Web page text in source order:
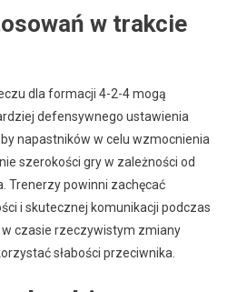
w trakcie
dla formacji 4-2-4 mogą
defensywnego ustawienia
napastników w celu wzmocnienia
szerokości gry w zależności od
Trenerzy powinni zachęcać
i skutecznej komunikacji podczas
czasie rzeczywistym zmiany
słabości przeciwnika.